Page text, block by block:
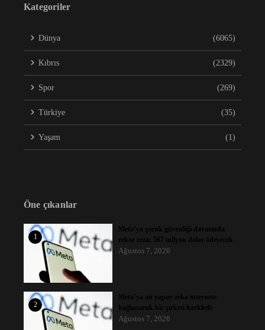
Kategoriler
Dünya (6065)
Kıbrıs (2329)
Spor (269)
Türkiye (35)
Yaşam (1)
Öne çıkanlar
1
Meta’ya çocuk güvenliği davasında
rekor ceza: 567 milyon dolar ödeyecek
Ağustos 7, 2026
2
Meta’ya ait yapay zeka internete
bağlanarak bir şirketi hackledi
Ağustos 7, 2026